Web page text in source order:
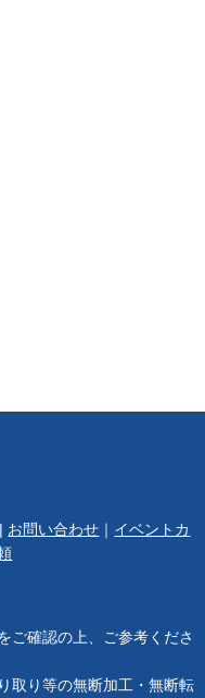
お問い合わせ
イベントカ
ご確認の上、ご参考くださ
取り等の無断加工・無断転